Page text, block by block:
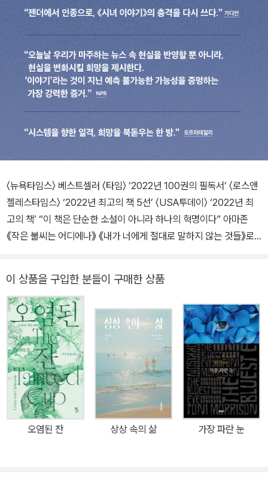
〈뉴욕타임스〉 베스트셀러 〈타임〉 ‘2022년 100권의 필독서’ 〈로스앤
젤레스타임스〉 ‘2022년 최고의 책 5선’ 〈USA투데이〉 ‘2022년 최
고의 책’ “이 책은 단순한 소설이 아니라 하나의 혁명이다” 아마존
《작은 불씨는 어디에나》 《내가 너에게 절대로 말하지 않는 것들》로
명해진 아시아계 차별을 중심으로, ‘미국적’이지 않은 생각과 외모가
탄압받는 가상의 시대를 배경으로 한다. 정교하게 설계된 미스터리,
건조한 듯 응축된 문체, 짜임새 있는 구조와 같은 문학적 강점은 여전
히 빛을 발하며, 시대를 정조준하는 통찰이 더해져 깊은 울림을 남긴
다. 출간 즉시 〈뉴욕타임스〉와 아마존 베스트셀러에 올라 화제를 모았
고, 영국, 프랑스, 독일 등 16개국에서 번역 출간되며 세계적인 반향
을 일으켰다. “젠더에서 인종으로, 《시녀 이야기》의 충격을 다시 쓰
다” “조지 오웰, 마거릿 애트우드, 옥타비아 버틀러의 계보를 이어 내
일의 헤드라인을 써내려간다”라는 찬사와 함께 단숨에 21세기를 대
표하는 디스토피아 소설로 자리매김했다. 미국적이지 않은 것은 모두
이 상품을 구입한 분들이 구매한 상품
오염된 잔 상상 속의 삶 가장 파란 눈